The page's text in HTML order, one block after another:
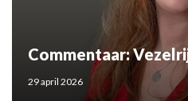
Commentaar:
29 april 2026